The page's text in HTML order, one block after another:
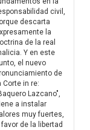
civil,
descarta
la
de la real
Y en este
el nuevo
de
Corte in re:
Lazcano",
a instalar
muy fuertes,
favor de la libertad